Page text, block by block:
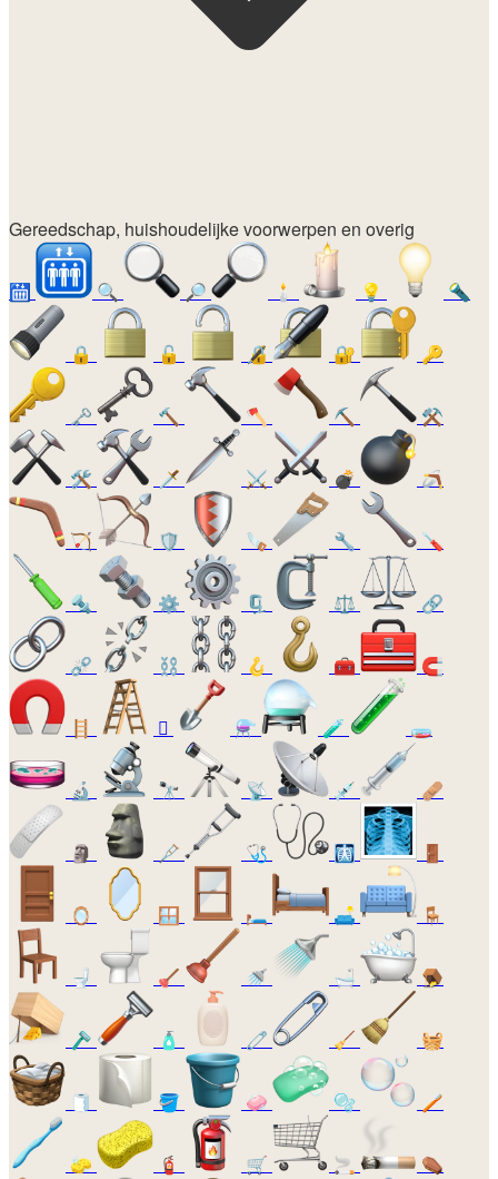
Gereedschap, huishoudelijke voorwerpen en overig
🛗 🔍 🔎 🕯️ 💡 🔦
🔒 🔓 🔏 🔐 🔑
🗝️ 🔨 🪓 ⛏️ ⚒️
🛠️ 🗡️ ⚔️ 💣 🪃
🏹 🛡️ 🪚 🔧 🪛
🔩 ⚙️ 🗜️ ⚖️ 🔗
⛓️‍💥 ⛓️ 🪝 🧰 🧲
🪜 🪏 ⚗️ 🧪 🧫
🔬 🔭 📡 💉 🩹
🗿 🩼 🩺 🩻 🚪
🪞 🪟 🛏️ 🛋️ 🪑
🚽 🪠 🚿 🛁 🪤
🪒 🧴 🧷 🧹 🧺
🧻 🪣 🧼 🫧 🪥
🧽 🧯 🛒 🚬 ⚰️